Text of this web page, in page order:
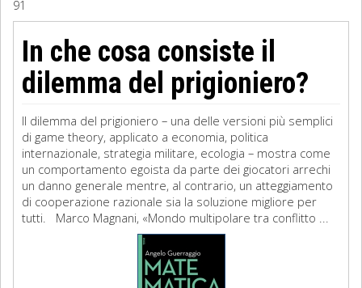
Filosofia
Matematica
Diritto
91
In che cosa consiste il
dilemma del prigioniero?
Il dilemma del prigioniero – una delle versioni più semplici
di game theory, applicato a economia, politica
internazionale, strategia militare, ecologia – mostra come
un comportamento egoista da parte dei giocatori arrechi
un danno generale mentre, al contrario, un atteggiamento
di cooperazione razionale sia la soluzione migliore per
tutti. Marco Magnani, «Mondo multipolare tra conflitto ...